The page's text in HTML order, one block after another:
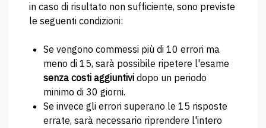
in caso di risultato non sufficiente, sono previste
le seguenti condizioni:
Se vengono commessi più di 10 errori ma
meno di 15, sarà possibile ripetere l'esame
senza costi aggiuntivi dopo un periodo
minimo di 30 giorni.
Se invece gli errori superano le 15 risposte
errate, sarà necessario riprendere l'intero